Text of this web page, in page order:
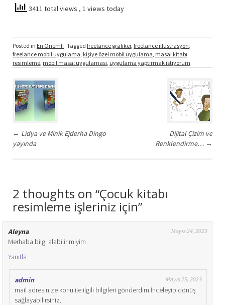
3411 total views , 1 views today
Posted in En Önemli Tagged freelance grafiker, freelance illüstrasyon
freelance mobil uygulama kişiye özel mobil uygulama masal kitabı
resimleme mobil masal uygulaması uygulama yaptırmak istiyorum
navigation
← Lidya ve Minik Ejderha Dingo
yayında
Dijital Çizim ve
Renklendirme… →
2 thoughts on “Çocuk kitabı
resimleme işleriniz için”
Aleyna Mayıs 24, 2023
Merhaba bilgi alabilir miyim
Yanıtla
admin Mayıs 25, 2023
mail adresinize konu ile ilgili bilgileri gönderdim.İnceleyip dönüş
sağlayabilirsiniz.